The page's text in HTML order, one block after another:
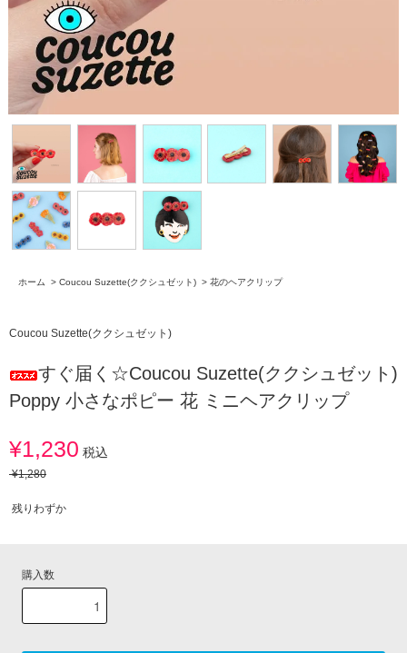
ホーム > Coucou Suzette(ククシュゼット) > 花のヘアクリップ
Coucou Suzette(ククシュゼット)
すぐ届く☆Coucou Suzette(ククシュゼット)
Poppy 小さなポピー 花 ミニヘアクリップ
¥1,230 税込
¥1,280
残りわずか
購入数